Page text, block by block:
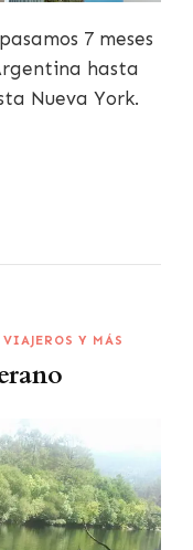
7 meses
hasta
Nueva York.
Y MÁS